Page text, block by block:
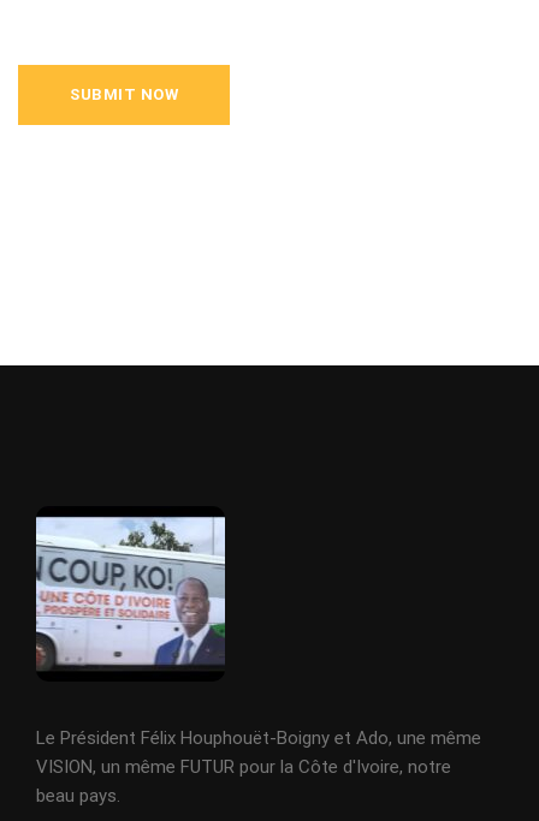
Le Président Félix Houphouët-Boigny et Ado, une même
VISION, un même FUTUR pour la Côte d'Ivoire, notre
beau pays.